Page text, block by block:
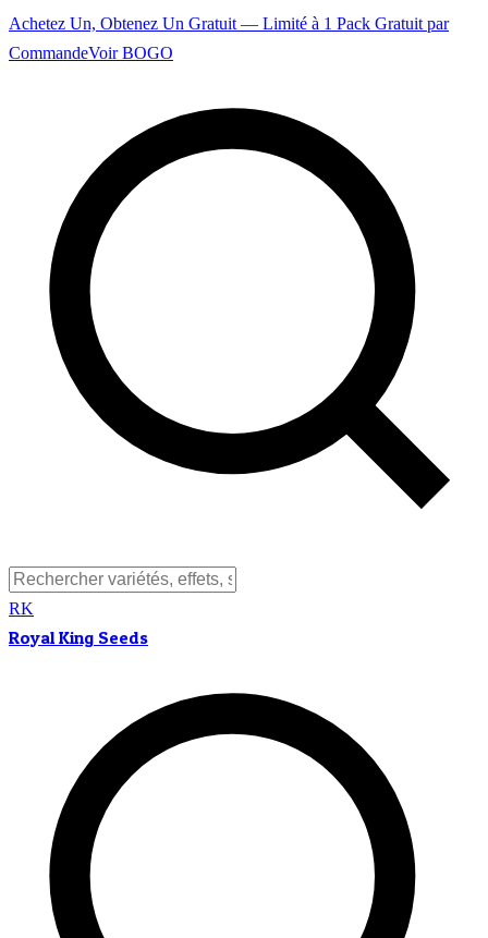
Achetez Un, Obtenez Un Gratuit — Limité à 1 Pack Gratuit par
CommandeVoir BOGO
RK
Royal King Seeds